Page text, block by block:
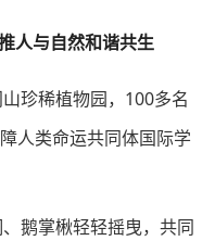
人与自然和谐共生
珍稀植物园，100多名
人类命运共同体国际学
鹅掌楸轻轻摇曳，共同